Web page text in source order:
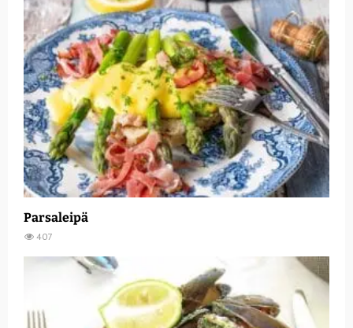
Parsaleipä
407